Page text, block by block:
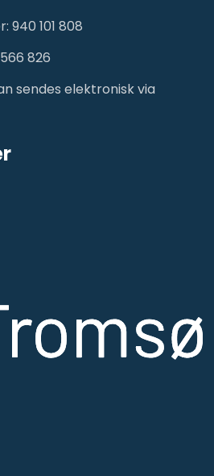
940 101 808
826
sendes elektronisk via